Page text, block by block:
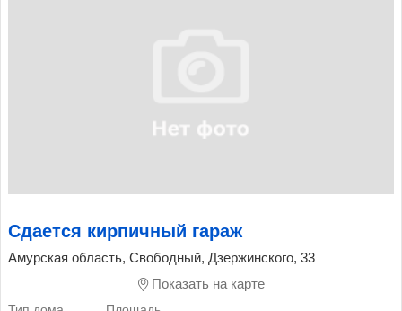
Сдается кирпичный гараж
Амурская область, Свободный, Дзержинского, 33
Показать на карте